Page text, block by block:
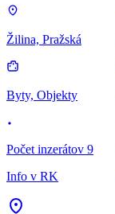
Žilina, Pražská
Byty, Objekty
Počet inzerátov 9
Info v RK